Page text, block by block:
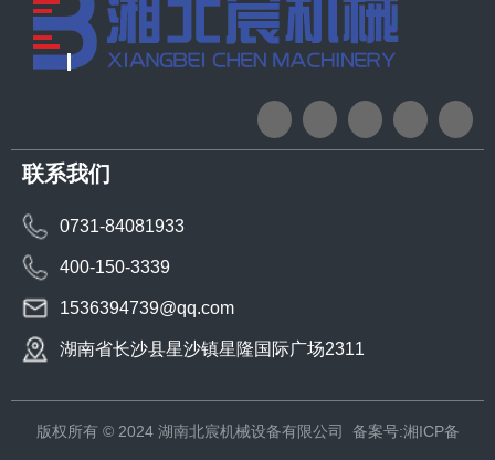
联系我们
0731-84081933
400-150-3339
1536394739@qq.com
湖南省长沙县星沙镇星隆国际广场2311
版权所有 © 2024 湖南北宸机械设备有限公司 备案号:湘ICP备